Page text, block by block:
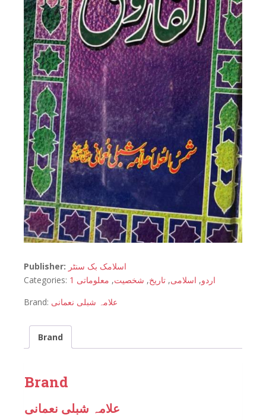
Publisher: اسلامک بک سنٹر
Categories:
اردو, اسلامی, تاریخ, شخصیت, معلوماتی 1
Brand: علامہ شبلی نعمانی
Brand
Brand
علامہ شبلی نعمانی